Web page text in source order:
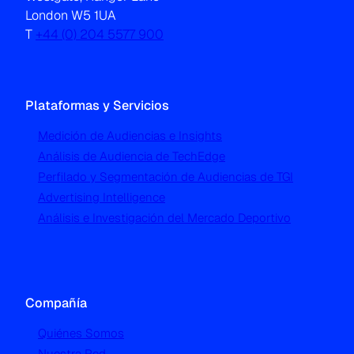
London W5 1UA
T +44 (0) 204 5577 900
Plataformas y Servicios
Medición de Audiencias e Insights
Análisis de Audiencia de TechEdge
Perfilado y Segmentación de Audiencias de TGI
Advertising Intelligence
Análisis e Investigación del Mercado Deportivo
Compañía
Quiénes Somos